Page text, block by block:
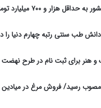
و ۷۰۰ میلیارد تومان اعتبار نیاز دارد
دانش طب سنتی رتبه چهارم دنیا را
هنر برای ثبت نام در طرح نهضت
رسید/ فروش مرغ در میادین